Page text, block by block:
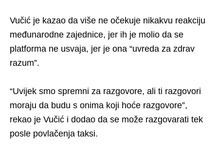
Vučić je kazao da više ne očekuje nikakvu reakciju
međunarodne zajednice, jer ih je molio da se
platforma ne usvaja, jer je ona “uvreda za zdrav
razum”.
“Uvijek smo spremni za razgovore, ali ti razgovori
moraju da budu s onima koji hoće razgovore”,
rekao je Vučić i dodao da se može razgovarati tek
posle povlačenja taksi.